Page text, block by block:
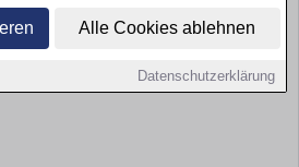
Alle Cookies ablehnen
Datenschutzerklärung